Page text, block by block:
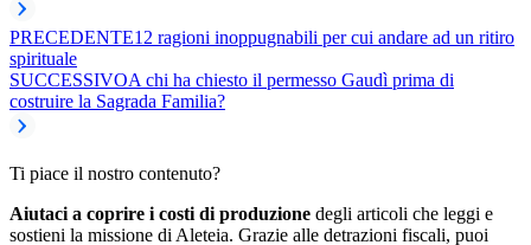
PRECEDENTE12 ragioni inoppugnabili per cui andare ad un ritiro
spirituale
SUCCESSIVOA chi ha chiesto il permesso Gaudì prima di
costruire la Sagrada Familia?
Ti piace il nostro contenuto?
Aiutaci a coprire i costi di produzione degli articoli che leggi e
sostieni la missione di Aleteia. Grazie alle detrazioni fiscali, puoi